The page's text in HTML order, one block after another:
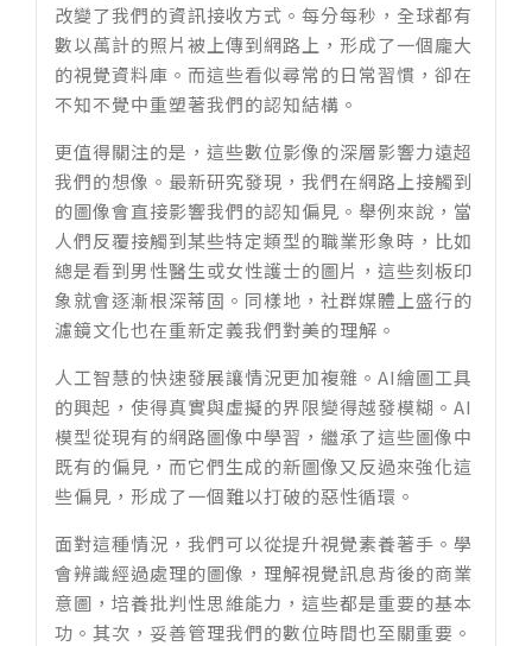
改變了我們的資訊接收方式。每分每秒，全球都有
數以萬計的照片被上傳到網路上，形成了一個龐大
的視覺資料庫。而這些看似尋常的日常習慣，卻在
不知不覺中重塑著我們的認知結構。
更值得關注的是，這些數位影像的深層影響力遠超
我們的想像。最新研究發現，我們在網路上接觸到
的圖像會直接影響我們的認知偏見。舉例來說，當
人們反覆接觸到某些特定類型的職業形象時，比如
總是看到男性醫生或女性護士的圖片，這些刻板印
象就會逐漸根深蒂固。同樣地，社群媒體上盛行的
濾鏡文化也在重新定義我們對美的理解。
人工智慧的快速發展讓情況更加複雜。AI繪圖工具
的興起，使得真實與虛擬的界限變得越發模糊。AI
模型從現有的網路圖像中學習，繼承了這些圖像中
既有的偏見，而它們生成的新圖像又反過來強化這
些偏見，形成了一個難以打破的惡性循環。
面對這種情況，我們可以從提升視覺素養著手。學
會辨識經過處理的圖像，理解視覺訊息背後的商業
意圖，培養批判性思維能力，這些都是重要的基本
功。其次，妥善管理我們的數位時間也至關重要。